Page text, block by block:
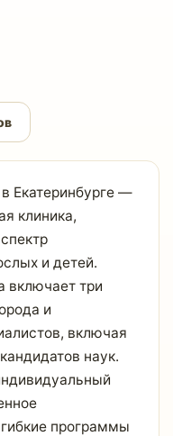
Екатеринбурге —
клиника,
и детей.
включает три
и
включая
наук.
программы